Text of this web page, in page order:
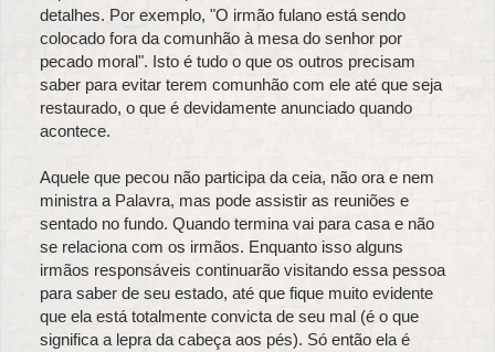
detalhes. Por exemplo, "O irmão fulano está sendo
colocado fora da comunhão à mesa do senhor por
pecado moral". Isto é tudo o que os outros precisam
saber para evitar terem comunhão com ele até que seja
restaurado, o que é devidamente anunciado quando
acontece.
Aquele que pecou não participa da ceia, não ora e nem
ministra a Palavra, mas pode assistir as reuniões e
sentado no fundo. Quando termina vai para casa e não
se relaciona com os irmãos. Enquanto isso alguns
irmãos responsáveis continuarão visitando essa pessoa
para saber de seu estado, até que fique muito evidente
que ela está totalmente convicta de seu mal (é o que
significa a lepra da cabeça aos pés). Só então ela é